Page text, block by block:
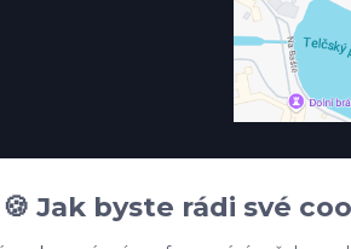
🍪 Jak byste rádi své